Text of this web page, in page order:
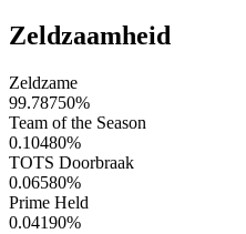
Zeldzaamheid
Zeldzame
99.78750%
Team of the Season
0.10480%
TOTS Doorbraak
0.06580%
Prime Held
0.04190%